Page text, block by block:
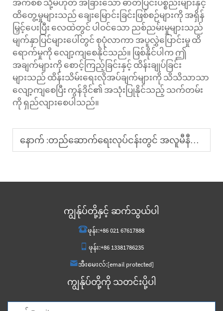
အက်စစ် သို့မဟုတ် အခြားသော ဓာတ်ပြင်းပစ္စည်းများနှင့်
ထိတွေ့မှုများသည် ချေးမြောင်းခြင်းဖြစ်စဉ်များကို အရှိန်
မြှင့်ပေးပြီး လေထဲတွင် ပါဝင်သော ညစ်ညမ်းမှုများသည်
မျက်နှာပြင်များပေါ်တွင် စုပုံလာကာ အပူလွှဲပြောင်းမှု ထိ
ရောက်မှုကို လျော့ကျစေနိုင်သည်။ ဖြစ်နိုင်ပါက ဤ
အချက်များကို စောင့်ကြည့်ခြင်းနှင့် ထိန်းချုပ်ခြင်း
များသည် ထိန်းသိမ်းရေးလိုအပ်ချက်များကို သိသိသာသာ
လျော့ကျစေပြီး ကွန်ဒိုင်၏ အသုံးပြုနိုင်သည့် သက်တမ်း
ကို ရှည်လျားစေပါသည်။
နောက် :တည်ဆောက်ရေးလုပ်ငန်းတွင် အလူမီနီယမ်ကွန်းများ၏ အသုံးဝင်မှုများမှာ ဘာတို့ဖြစ်ပါသလဲ
ကျွန်ုပ်တို့နှင့် ဆက်သွယ်ပါ
ဖုန်း:+86 021 67617888
ဖုန်း:+86 13381786235
အီးမေးလ်:[email protected]
ကျွန်ုပ်တို့ကို သတင်းပို့ပါ